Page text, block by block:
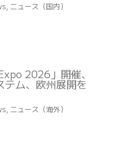
, ニュース（国内）
2026」開催、
テム、欧州展開を
, ニュース（海外）